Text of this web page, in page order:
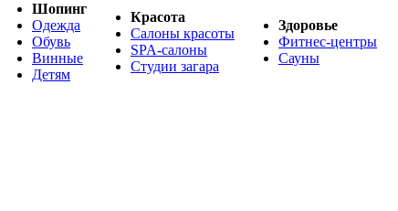
Шопинг
Одежда
Обувь
Винные
Детям
Красота
Салоны красоты
SPA-салоны
Студии загара
Здоровье
Фитнес-центры
Сауны